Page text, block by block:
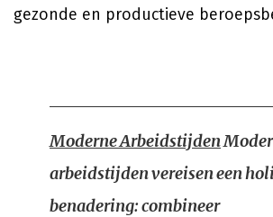
gezonde en productieve
Moderne Arbeidstijden
arbeidstijden vereisen een
benadering: combineer